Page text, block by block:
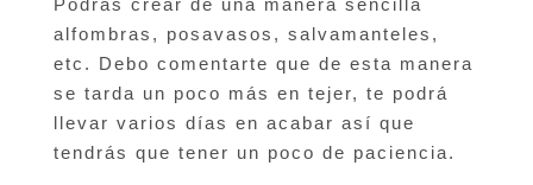
alfombras, posavasos, salvamanteles,
etc. Debo comentarte que de esta manera
se tarda un poco más en tejer, te podrá
llevar varios días en acabar así que
tendrás que tener un poco de paciencia.